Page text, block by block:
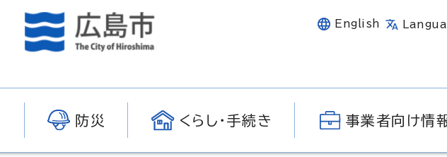
English
防災 くらし・手続き 事業者向け情